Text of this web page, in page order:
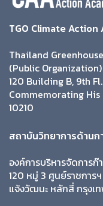
TGO Climate Action
Thailand
(Public Organization)
120 Building B, 9th
Commemorating His
10210
สถาบันวิทยาการด้าน
องค์การบริหารจัดการก๊
120 หมู่ 3 ศูนย์ราชการ
แจ้งวัฒนะ หลักสี่ กรุงเ